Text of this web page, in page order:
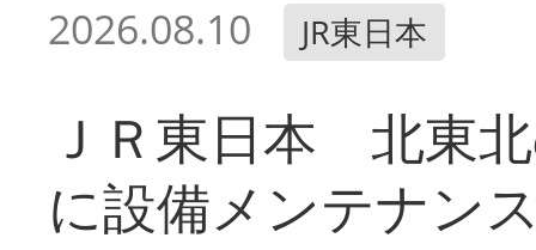
2026.08.10 JR東日本
ＪＲ東日本 北東
に設備メンテナン